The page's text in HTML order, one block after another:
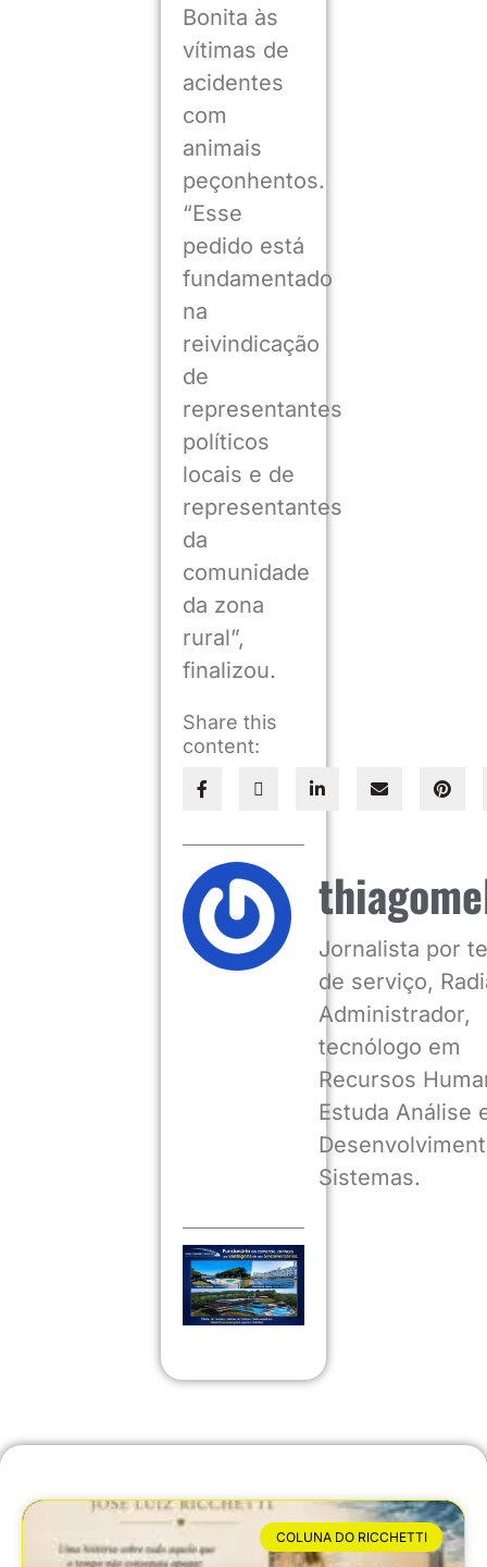
Bonita às
vítimas de
acidentes
com
animais
peçonhentos.
“Esse
pedido está
fundamentado
na
reivindicação
de
representantes
políticos
locais e de
representantes
da
comunidade
da zona
rural”,
finalizou.
Share this
content:
Jornalista por
de serviço,
Administrador,
tecnólogo em
Recursos
Estuda Análise
Sistemas.
COLUNA DO RICCHETTI